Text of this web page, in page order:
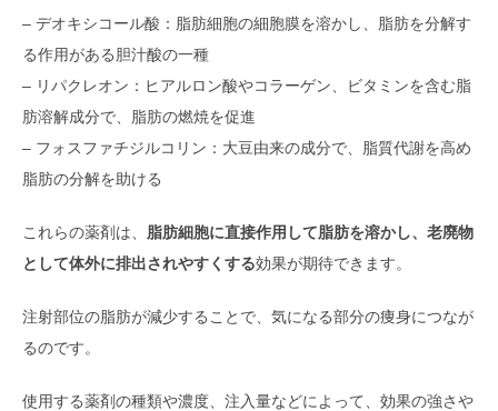
– デオキシコール酸：脂肪細胞の細胞膜を溶かし、脂肪を分解す
る作用がある胆汁酸の一種
– リパクレオン：ヒアルロン酸やコラーゲン、ビタミンを含む脂
肪溶解成分で、脂肪の燃焼を促進
– フォスファチジルコリン：大豆由来の成分で、脂質代謝を高め
脂肪の分解を助ける
これらの薬剤は、 脂肪細胞に直接作用して脂肪を溶かし、老廃物
として体外に排出されやすくする効果が期待できます。
注射部位の脂肪が減少することで、気になる部分の痩身につなが
るのです。
使用する薬剤の種類や濃度、注入量などによって、効果の強さや